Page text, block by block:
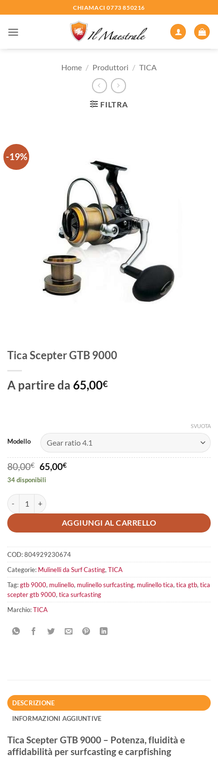
ai
contenuti
CHIAMACI 0773 850216
Home / Produttori / TICA
FILTRA
-19%
Tica Scepter GTB 9000
A partire da 65,00€
Modello
SVUOTA
80,00€ Il
prezzo
originale
era:
80,00€.
65,00€Il
34 disponibili
Tica Scepter GTB 9000 quantità
AGGIUNGI AL CARRELLO
COD:804929230674
Categorie: Mulinelli da Surf Casting, TICA
Tag:gtb 9000, mulinello, mulinello surfcasting, mulinello tica, tica gtb, tica
scepter gtb 9000, tica surfcasting
Marchio:TICA
DESCRIZIONE
INFORMAZIONI AGGIUNTIVE
Tica Scepter GTB 9000 – Potenza, fluidità e
affidabilità per surfcasting e carpfishing